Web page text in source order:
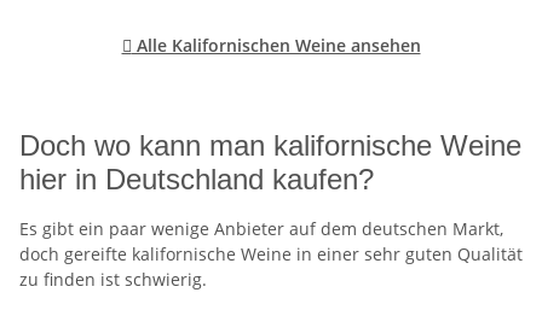
 Alle Kalifornischen Weine ansehen
Doch wo kann man kalifornische Weine
hier in Deutschland kaufen?
Es gibt ein paar wenige Anbieter auf dem deutschen Markt,
doch gereifte kalifornische Weine in einer sehr guten Qualität
zu finden ist schwierig.